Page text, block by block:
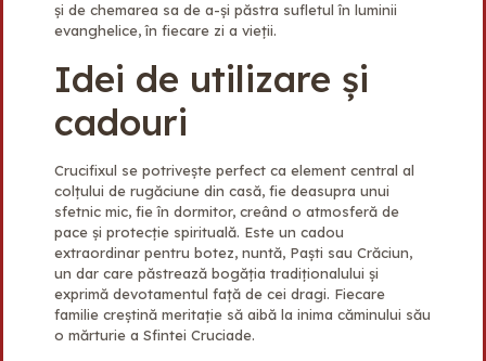
și de chemarea sa de a-și păstra sufletul în luminii
evanghelice, în fiecare zi a vieții.
Idei de utilizare și
cadouri
Crucifixul se potrivește perfect ca element central al
colțului de rugăciune din casă, fie deasupra unui
sfetnic mic, fie în dormitor, creând o atmosferă de
pace și protecție spirituală. Este un cadou
extraordinar pentru botez, nuntă, Paști sau Crăciun,
un dar care păstrează bogăția tradiționalului și
exprimă devotamentul față de cei dragi. Fiecare
familie creștină meritație să aibă la inima căminului său
o mărturie a Sfintei Cruciade.